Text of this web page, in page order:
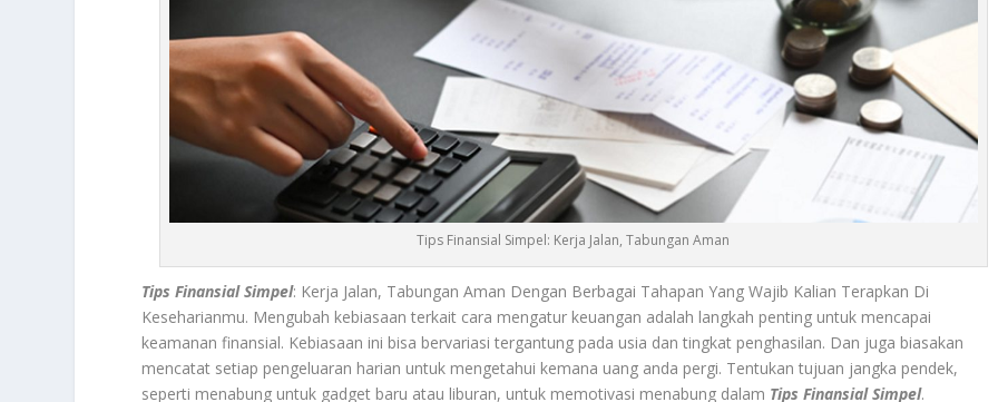
Tips Finansial Simpel: Kerja Jalan, Tabungan Aman
Tips Finansial Simpel: Kerja Jalan, Tabungan Aman Dengan Berbagai Tahapan Yang Wajib Kalian Terapkan Di
Keseharianmu. Mengubah kebiasaan terkait cara mengatur keuangan adalah langkah penting untuk mencapai
keamanan finansial. Kebiasaan ini bisa bervariasi tergantung pada usia dan tingkat penghasilan. Dan juga biasakan
mencatat setiap pengeluaran harian untuk mengetahui kemana uang anda pergi. Tentukan tujuan jangka pendek,
seperti menabung untuk gadget baru atau liburan, untuk memotivasi menabung dalam Tips Finansial Simpel.